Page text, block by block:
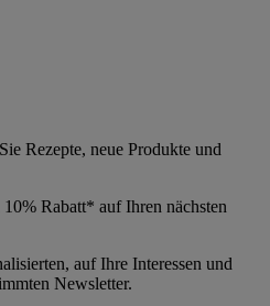
Rezepte, neue Produkte und
Rabatt* auf Ihren nächsten
auf Ihre Interessen und
Newsletter.